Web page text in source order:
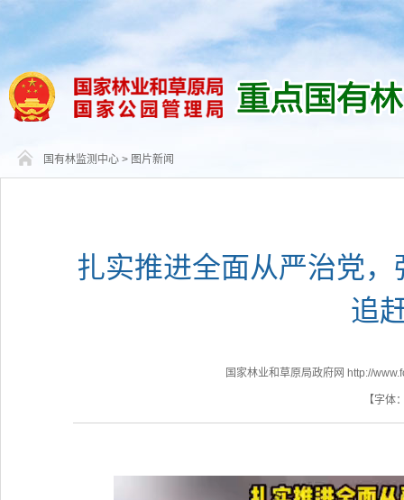
国有林监测中心 > 图片新闻
扎实推进全面从严治党
追
国家林业和草原局政府网 http://
【字体